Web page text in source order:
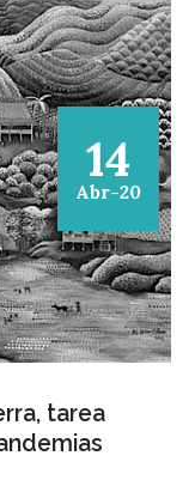
14
Abr-20
tarea